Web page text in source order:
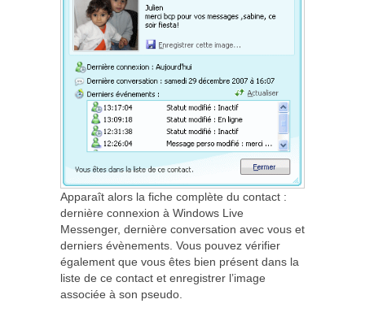
Apparaît alors la fiche complète du contact :
dernière connexion à Windows Live
Messenger, dernière conversation avec vous et
derniers évènements. Vous pouvez vérifier
également que vous êtes bien présent dans la
liste de ce contact et enregistrer l’image
associée à son pseudo.